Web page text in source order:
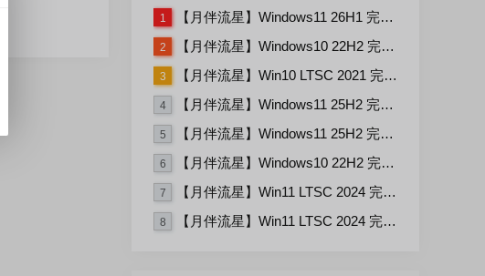
1 【月伴流星】Windows11 26H1 完整+适量精简多合一安装版2026.07
2 【月伴流星】Windows10 22H2 完整+适量精简多合一安装版2026.06
3 【月伴流星】Win10 LTSC 2021 完整+适量精简多合一安装版2026.03
4 【月伴流星】Windows11 25H2 完整+适量精简多合一安装版2026.06
5 【月伴流星】Windows11 25H2 完整+适量精简多合一安装版2026.08
6 【月伴流星】Windows10 22H2 完整+适量精简多合一安装版2026.08
7 【月伴流星】Win11 LTSC 2024 完整+适量精简多合一安装版2026.08
8 【月伴流星】Win11 LTSC 2024 完整+适量精简多合一安装版2026.06